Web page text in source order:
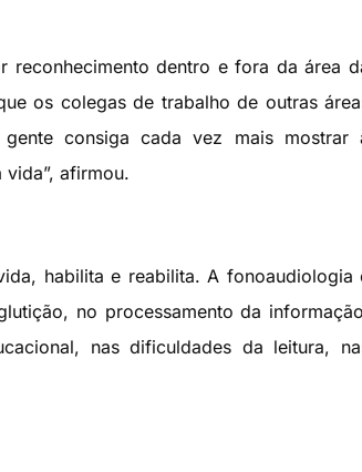
reconhecimento dentro e fora da área
os colegas de trabalho de outras
consiga cada vez mais mostrar
afirmou.
habilita e reabilita. A fonoaudiologia
no processamento da
nas dificuldades da leitura,